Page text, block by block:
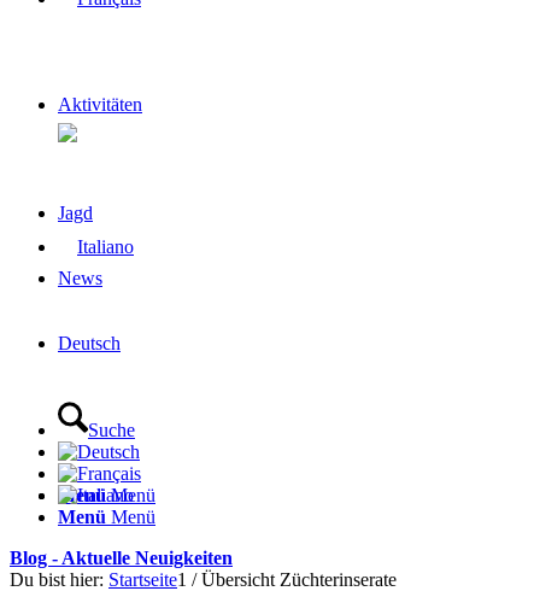
Menü Menü
Aktivitäten
Jagd
News
Deutsch
Suche
Menü Menü
Blog - Aktuelle Neuigkeiten
Du bist hier: Startseite1 / Übersicht Züchterinserate